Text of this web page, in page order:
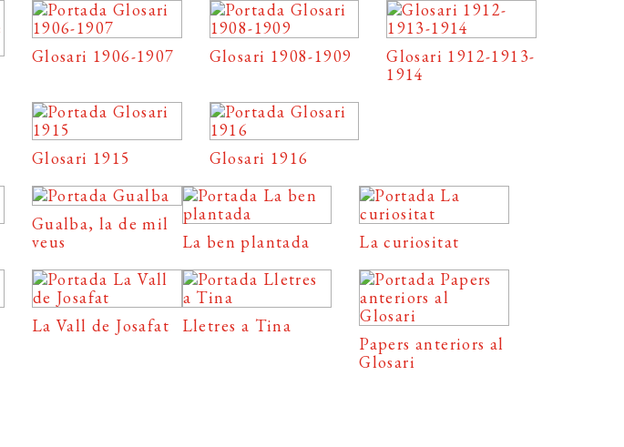
Glosari 1906-1907 Glosari 1908-1909
Glosari 1912-1913-
1914
Glosari 1915 Glosari 1916
Gualba, la de mil
veus
La ben plantada La curiositat
La Vall de Josafat
Lletres a Tina
Papers anteriors al
Glosari